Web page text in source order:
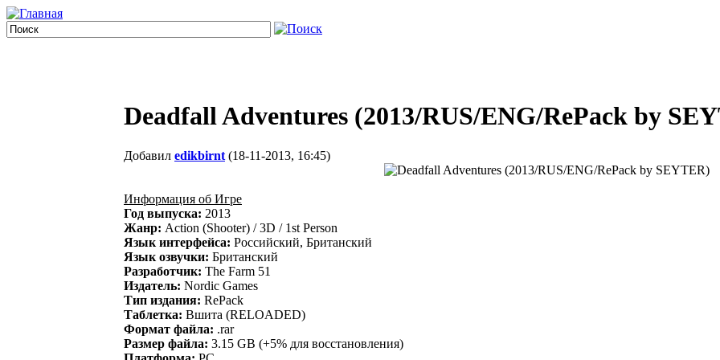
Deadfall Adventures (2013/RUS/ENG/RePack by
Добавил edikbirnt (18-11-2013, 16:45)
Информация об Игре
Год выпуска: 2013
Жанр: Action (Shooter) / 3D / 1st Person
Язык интерфейса: Российский, Британский
Язык озвучки: Британский
Разработчик: The Farm 51
Издатель: Nordic Games
Тип издания: RePack
Таблетка: Вшита (RELOADED)
Формат файла: .rar
Размер файла: 3.15 GB (+5% для восстановления)